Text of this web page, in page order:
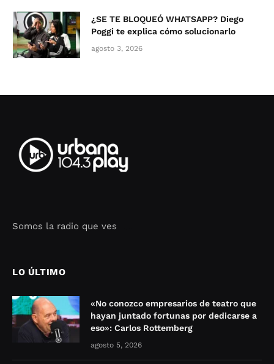
¿SE TE BLOQUEÓ WHATSAPP? Diego
Poggi te explica cómo solucionarlo
agosto 3, 2026
Somos la radio que ves
LO ÚLTIMO
«No conozco empresarios de teatro que
hayan juntado fortunas por dedicarse a
eso»: Carlos Rottemberg
agosto 5, 2026